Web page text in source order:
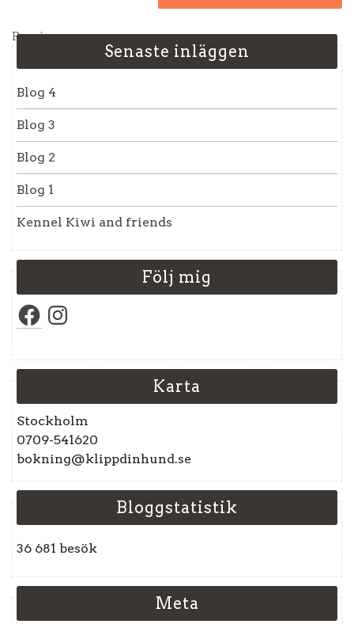
Inläggsnavigering
Previous
Post
Previous
Senaste inläggen
Blog 4
Blog 3
Blog 2
Blog 1
Kennel Kiwi and friends
Följ mig
FacebookInstagram
Karta
Stockholm
0709-541620
bokning@klippdinhund.se
Bloggstatistik
36 681 besök
Meta